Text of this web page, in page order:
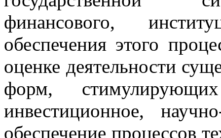
финансового,
обеспечения этого
оценке деятельности
форм,
инвестиционное,
обеспечение процессов